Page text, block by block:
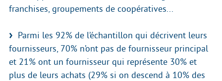
franchises, groupements de coopératives...
Parmi les 92% de l’échantillon qui décrivent leurs
fournisseurs, 70% n’ont pas de fournisseur principal
et 21% ont un fournisseur qui représente 30% et
plus de leurs achats (29% si on descend à 10% des